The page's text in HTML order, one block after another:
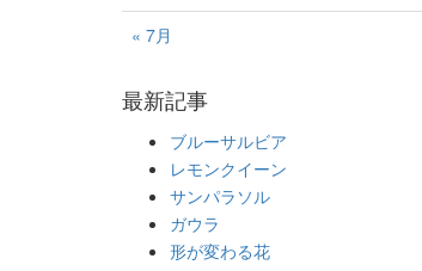
« 7月
最新記事
ブルーサルビア
レモンクイーン
サンパラソル
ガウラ
形が変わる花